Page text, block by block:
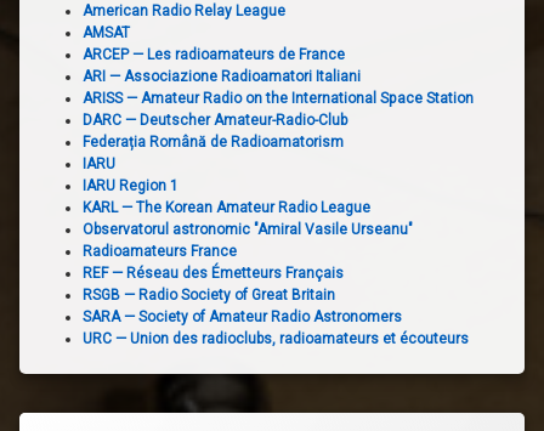
American Radio Relay League
AMSAT
ARCEP — Les radioamateurs de France
ARI — Associazione Radioamatori Italiani
ARISS — Amateur Radio on the International Space Station
DARC — Deutscher Amateur-Radio-Club
Federația Română de Radioamatorism
IARU
IARU Region 1
KARL — The Korean Amateur Radio League
Observatorul astronomic "Amiral Vasile Urseanu"
Radioamateurs France
REF — Réseau des Émetteurs Français
RSGB — Radio Society of Great Britain
SARA — Society of Amateur Radio Astronomers
URC — Union des radioclubs, radioamateurs et écouteurs